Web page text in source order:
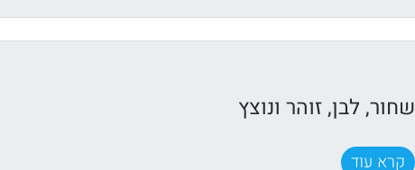
שחור, לבן, זוהר ונוצץ
קרא עוד